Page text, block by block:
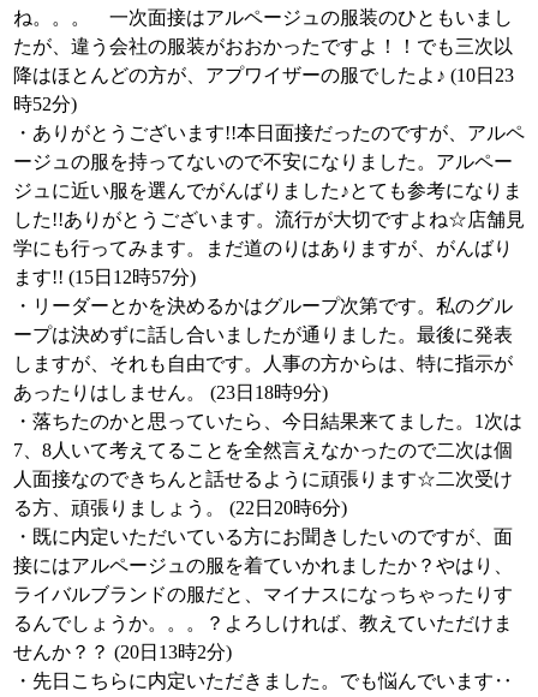
ね。。。 一次面接はアルページュの服装のひともいまし
たが、違う会社の服装がおおかったですよ！！でも三次以
降はほとんどの方が、アプワイザーの服でしたよ♪ (10日23
時52分)
・ありがとうございます!!本日面接だったのですが、アルペ
ージュの服を持ってないので不安になりました。アルペー
ジュに近い服を選んでがんばりました♪とても参考になりま
した!!ありがとうございます。流行が大切ですよね☆店舗見
学にも行ってみます。まだ道のりはありますが、がんばり
ます!! (15日12時57分)
・リーダーとかを決めるかはグループ次第です。私のグル
ープは決めずに話し合いましたが通りました。最後に発表
しますが、それも自由です。人事の方からは、特に指示が
あったりはしません。 (23日18時9分)
・落ちたのかと思っていたら、今日結果来てました。1次は
7、8人いて考えてることを全然言えなかったので二次は個
人面接なのできちんと話せるように頑張ります☆二次受け
る方、頑張りましょう。 (22日20時6分)
・既に内定いただいている方にお聞きしたいのですが、面
接にはアルページュの服を着ていかれましたか？やはり、
ライバルブランドの服だと、マイナスになっちゃったりす
るんでしょうか。。。？よろしければ、教えていただけま
せんか？？ (20日13時2分)
・先日こちらに内定いただきました。でも悩んでいます‥